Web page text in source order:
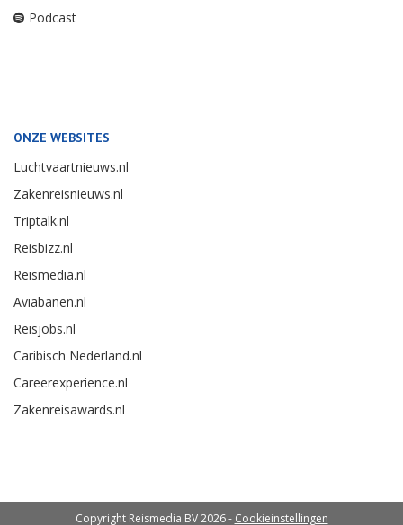
Podcast
ONZE WEBSITES
Luchtvaartnieuws.nl
Zakenreisnieuws.nl
Triptalk.nl
Reisbizz.nl
Reismedia.nl
Aviabanen.nl
Reisjobs.nl
Caribisch Nederland.nl
Careerexperience.nl
Zakenreisawards.nl
Copyright Reismedia BV 2026 - Cookieinstellingen